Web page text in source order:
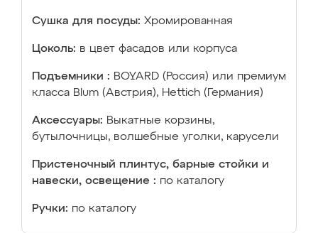
Сушка для посуды: Хромированная
Цоколь: в цвет фасадов или корпуса
Подъемники : BOYARD (Россия) или премиум
класса Blum (Австрия), Hettich (Германия)
Аксессуары: Выкатные корзины,
бутылочницы, волшебные уголки, карусели
Пристеночный плинтус, барные стойки и
навески, освещение : по каталогу
Ручки: по каталогу